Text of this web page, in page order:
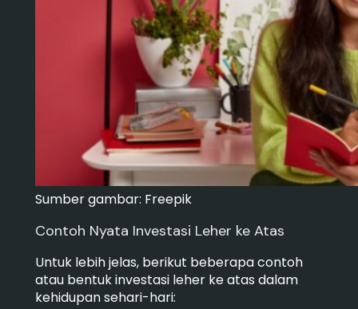
Sumber gambar: Freepik
Contoh Nyata Investasi Leher ke Atas
Untuk lebih jelas, berikut beberapa contoh
atau bentuk investasi leher ke atas dalam
kehidupan sehari-hari: